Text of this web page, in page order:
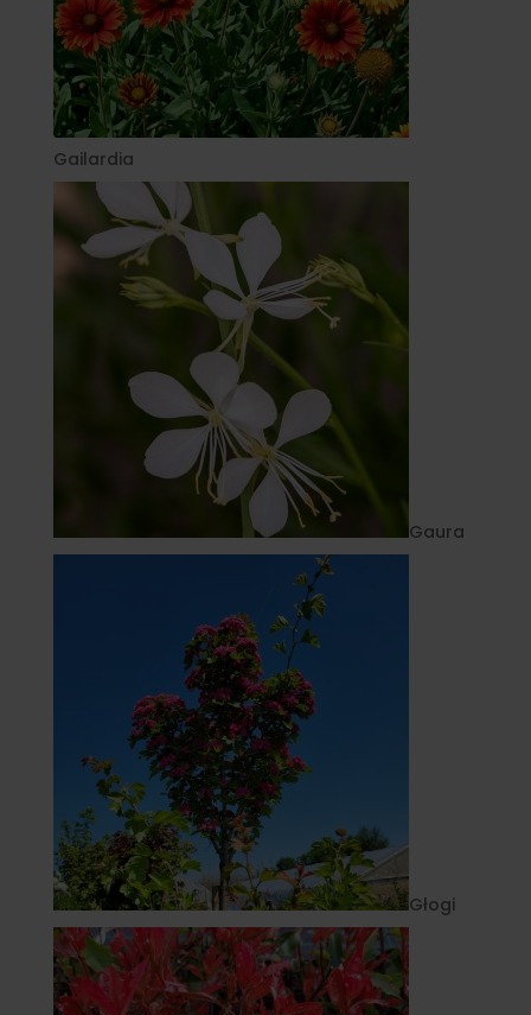
Gailardia
Gaura
Głogi